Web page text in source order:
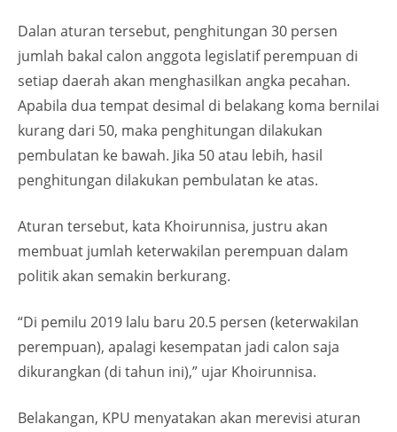
Dalan aturan tersebut, penghitungan 30 persen
jumlah bakal calon anggota legislatif perempuan di
setiap daerah akan menghasilkan angka pecahan.
Apabila dua tempat desimal di belakang koma bernilai
kurang dari 50, maka penghitungan dilakukan
pembulatan ke bawah. Jika 50 atau lebih, hasil
penghitungan dilakukan pembulatan ke atas.
Aturan tersebut, kata Khoirunnisa, justru akan
membuat jumlah keterwakilan perempuan dalam
politik akan semakin berkurang.
“Di pemilu 2019 lalu baru 20.5 persen (keterwakilan
perempuan), apalagi kesempatan jadi calon saja
dikurangkan (di tahun ini),” ujar Khoirunnisa.
Belakangan, KPU menyatakan akan merevisi aturan